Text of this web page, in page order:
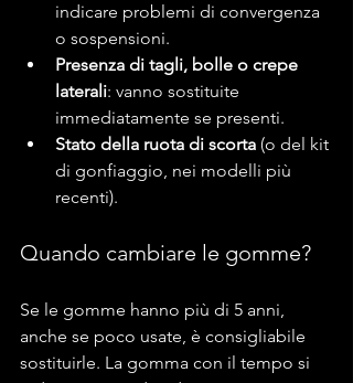
indicare problemi di convergenza
o sospensioni.
Presenza di tagli, bolle o crepe
laterali: vanno sostituite
immediatamente se presenti.
Stato della ruota di scorta (o del kit
di gonfiaggio, nei modelli più
recenti).
Quando cambiare le gomme?
Se le gomme hanno più di 5 anni,
anche se poco usate, è consigliabile
sostituirle. La gomma con il tempo si